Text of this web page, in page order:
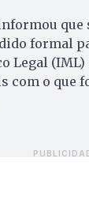
que
formal
Legal (IML)
com o que